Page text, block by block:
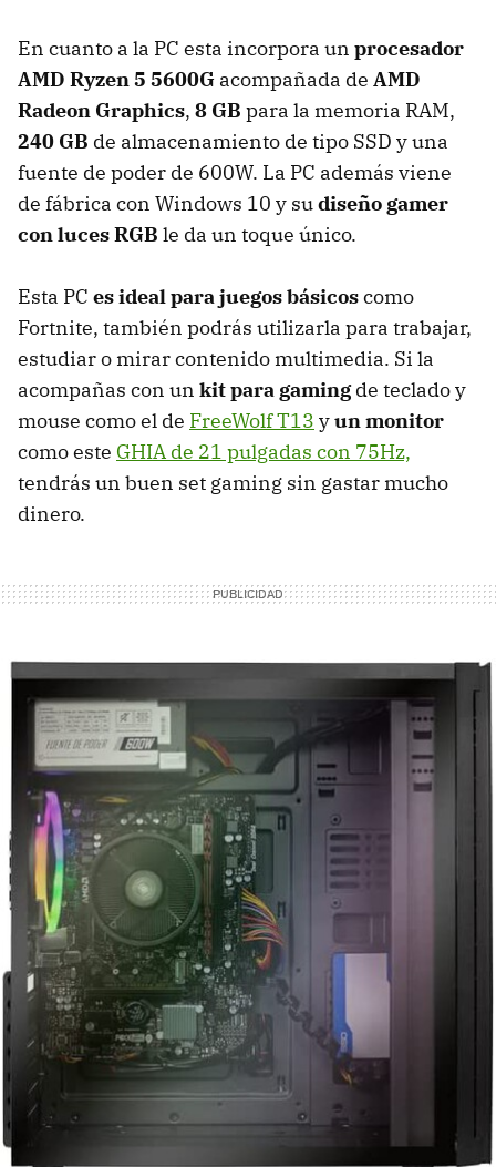
En cuanto a la PC esta incorpora un procesador
AMD Ryzen 5 5600G acompañada de AMD
Radeon Graphics, 8 GB para la memoria RAM,
240 GB de almacenamiento de tipo SSD y una
fuente de poder de 600W. La PC además viene
de fábrica con Windows 10 y sudiseño gamer
con luces RGB le da un toque único.
Esta PC es ideal para juegos básicoscomo
Fortnite, también podrás utilizarla para trabajar,
estudiar o mirar contenido multimedia. Si la
acompañas con un kit para gamingde teclado y
mouse como el de FreeWolf T13 yun monitor
como este GHIA de 21 pulgadas con 75Hz,
tendrás un buen set gaming sin gastar mucho
dinero.